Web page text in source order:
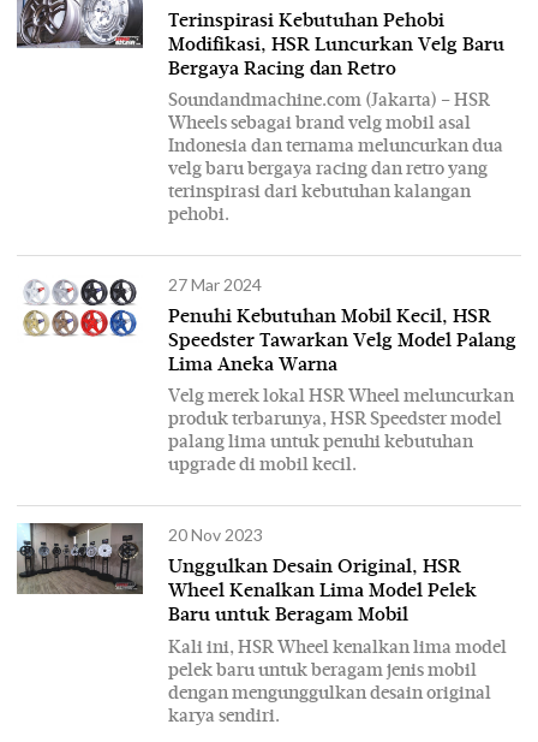
Terinspirasi Kebutuhan Pehobi
Modifikasi, HSR Luncurkan Velg Baru
Bergaya Racing dan Retro
Soundandmachine.com (Jakarta) – HSR
Wheels sebagai brand velg mobil asal
Indonesia dan ternama meluncurkan dua
velg baru bergaya racing dan retro yang
terinspirasi dari kebutuhan kalangan
pehobi.
27 Mar 2024
Penuhi Kebutuhan Mobil Kecil, HSR
Speedster Tawarkan Velg Model Palang
Lima Aneka Warna
Velg merek lokal HSR Wheel meluncurkan
produk terbarunya, HSR Speedster model
palang lima untuk penuhi kebutuhan
upgrade di mobil kecil.
20 Nov 2023
Unggulkan Desain Original, HSR
Wheel Kenalkan Lima Model Pelek
Baru untuk Beragam Mobil
Kali ini, HSR Wheel kenalkan lima model
pelek baru untuk beragam jenis mobil
dengan mengunggulkan desain original
karya sendiri.